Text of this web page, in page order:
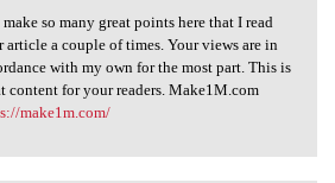
so many great points
so many great points here that I read
article a couple of times. Your views are in
with my own for the most part. This is
content for your readers. Make1M.com
make1m.com/